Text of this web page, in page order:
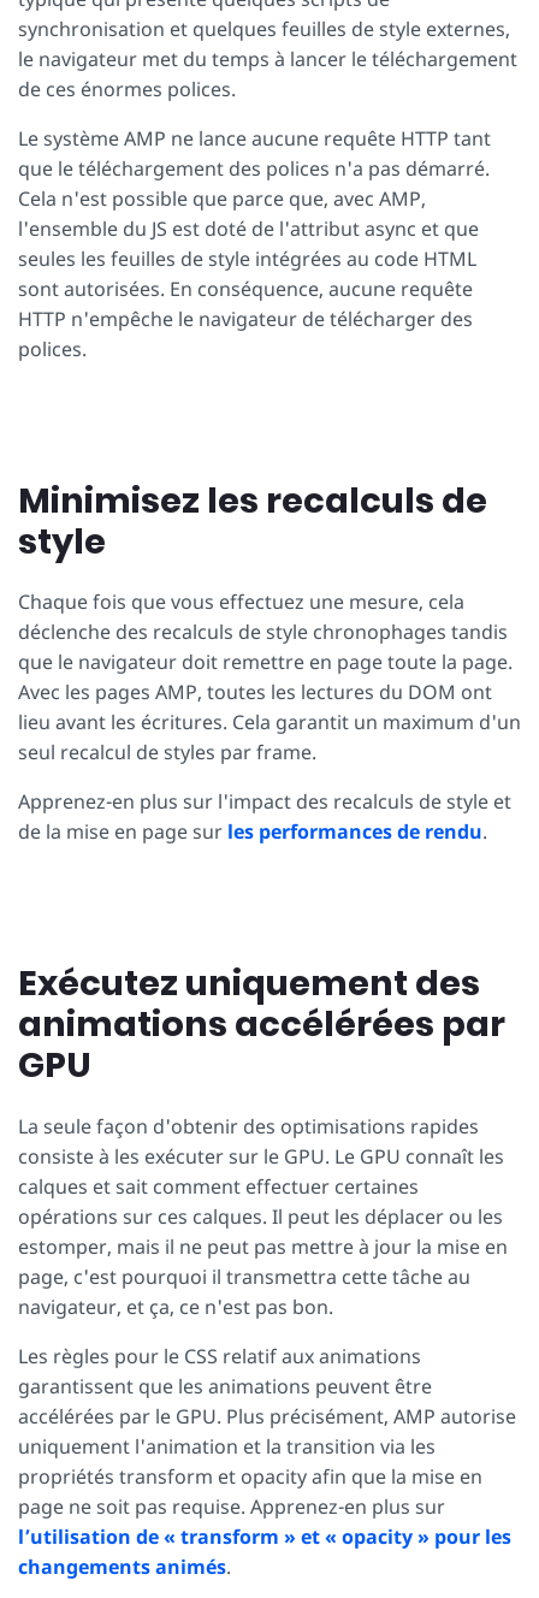
synchronisation et quelques feuilles de style externes,
le navigateur met du temps à lancer le téléchargement
de ces énormes polices.
Le système AMP ne lance aucune requête HTTP tant
que le téléchargement des polices n'a pas démarré.
Cela n'est possible que parce que, avec AMP,
l'ensemble du JS est doté de l'attribut async et que
seules les feuilles de style intégrées au code HTML
sont autorisées. En conséquence, aucune requête
HTTP n'empêche le navigateur de télécharger des
polices.
Minimisez les recalculs de
style
Chaque fois que vous effectuez une mesure, cela
déclenche des recalculs de style chronophages tandis
que le navigateur doit remettre en page toute la page.
Avec les pages AMP, toutes les lectures du DOM ont
lieu avant les écritures. Cela garantit un maximum d'un
seul recalcul de styles par frame.
Apprenez-en plus sur l'impact des recalculs de style et
de la mise en page sur les performances de rendu.
Exécutez uniquement des
animations accélérées par
GPU
La seule façon d'obtenir des optimisations rapides
consiste à les exécuter sur le GPU. Le GPU connaît les
calques et sait comment effectuer certaines
opérations sur ces calques. Il peut les déplacer ou les
estomper, mais il ne peut pas mettre à jour la mise en
page, c'est pourquoi il transmettra cette tâche au
navigateur, et ça, ce n'est pas bon.
Les règles pour le CSS relatif aux animations
garantissent que les animations peuvent être
accélérées par le GPU. Plus précisément, AMP autorise
uniquement l'animation et la transition via les
propriétés transform et opacity afin que la mise en
page ne soit pas requise. Apprenez-en plus sur
l’utilisation de « transform » et « opacity » pour les
changements animés.